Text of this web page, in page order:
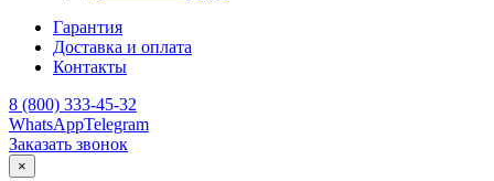
Гарантия
Доставка и оплата
Контакты
8 (800) 333-45-32
WhatsAppTelegram
Заказать звонок
×